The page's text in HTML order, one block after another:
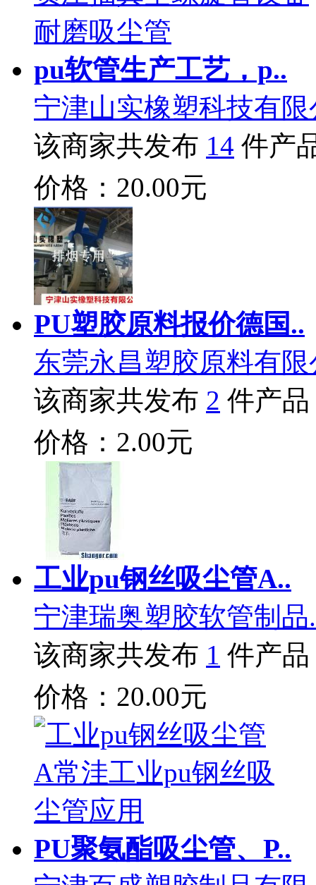
pu软管生产工艺，p..
宁津山实橡塑科技有限
该商家共发布 14 件产
价格：20.00元
PU塑胶原料报价德国..
东莞永昌塑胶原料有限
该商家共发布 2 件产品
价格：2.00元
工业pu钢丝吸尘管A..
宁津瑞奥塑胶软管制品
该商家共发布 1 件产品
价格：20.00元
PU聚氨酯吸尘管、P..